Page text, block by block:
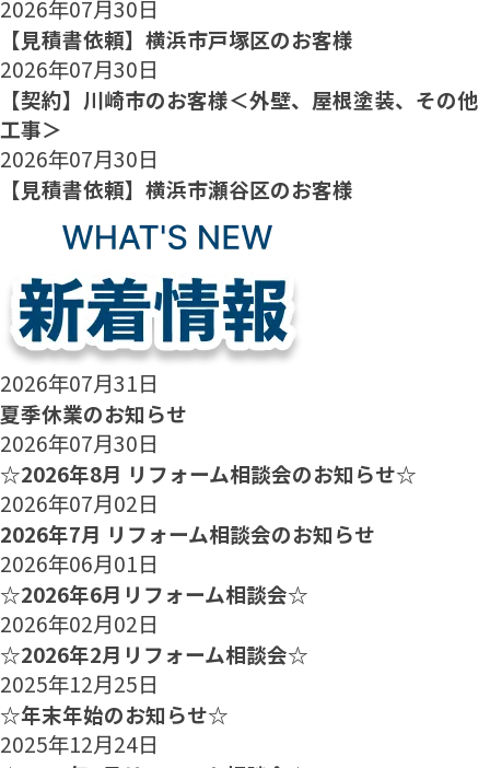
2026年07月30日
【見積書依頼】横浜市戸塚区のお客様
2026年07月30日
【契約】川崎市のお客様＜外壁、屋根塗装、その他
工事＞
2026年07月30日
【見積書依頼】横浜市瀬谷区のお客様
2026年07月31日
夏季休業のお知らせ
2026年07月30日
☆2026年8月 リフォーム相談会のお知らせ☆
2026年07月02日
2026年7月 リフォーム相談会のお知らせ
2026年06月01日
☆2026年6月リフォーム相談会☆
2026年02月02日
☆2026年2月リフォーム相談会☆
2025年12月25日
☆年末年始のお知らせ☆
2025年12月24日